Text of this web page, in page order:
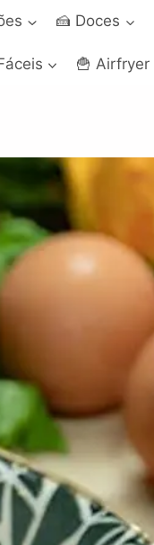
🍰 Doces
🍟 Airfryer